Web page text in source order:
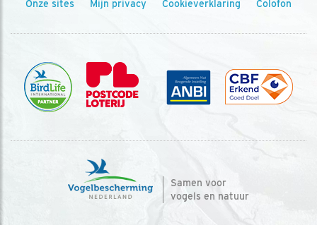
Onze sites Mijn privacy Cookieverklaring Colofon
Samen voor
vogels en natuur